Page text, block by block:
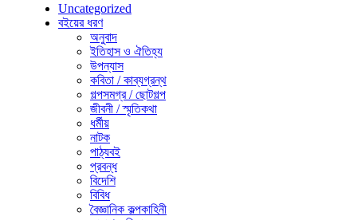
Uncategorized
বইয়ের ধরণ
অনুবাদ
ইতিহাস ও ঐতিহ্য
উপন্যাস
কবিতা / কাব্যগ্রন্থ
গল্পসমগ্র / ছোটগল্প
জীবনী / স্মৃতিকথা
ধর্মীয়
নাটক
পাঠ্যবই
প্রবন্ধ
বিদেশি
বিবিধ
বৈজ্ঞানিক কল্পকাহিনী